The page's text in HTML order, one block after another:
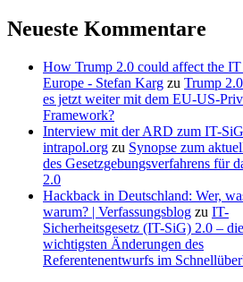
Neueste Kommentare
How Trump 2.0 could affect the
Europe - Stefan Karg zu Trump
es jetzt weiter mit dem EU-US-
Framework?
Interview mit der ARD zum IT-
intrapol.org zu Synopse zum
des Gesetzgebungsverfahrens für
2.0
Hackback in Deutschland: Wer,
warum? | Verfassungsblog zu IT-
Sicherheitsgesetz (IT-SiG) 2.0 – die
wichtigsten Änderungen des
Referentenentwurfs im